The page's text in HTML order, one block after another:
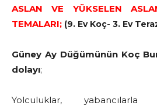
ASLAN VE YÜKSELEN
TEMALARI; (9. Ev Koç- 3. Ev
Güney Ay Düğümünün Koç
dolayı;
Yolculuklar,